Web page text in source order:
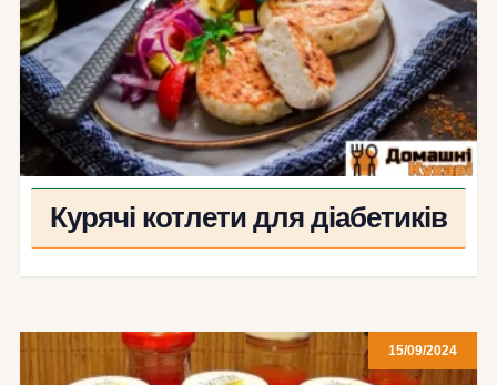
Курячі котлети для діабетиків
15/09/2024